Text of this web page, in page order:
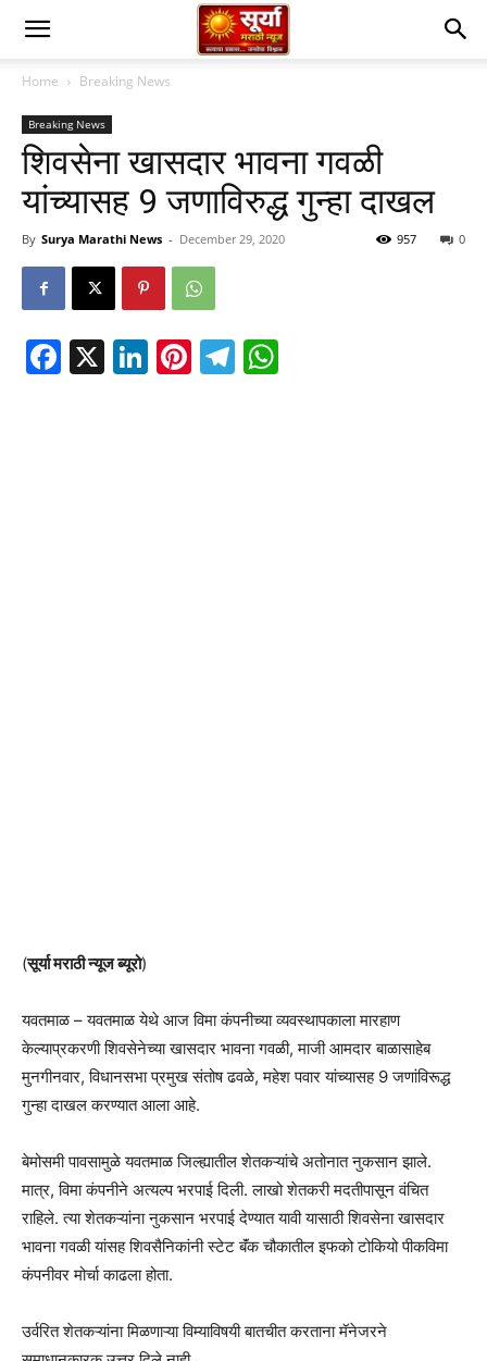
Home Breaking News
Breaking News
शिवसेना खासदार भावना गवळी
यांच्यासह 9 जणाविरुद्ध गुन्हा दाखल
By Surya Marathi News - December 29, 2020 0
957
Facebook
X LinkedIn
Pinterest
Telegram
(सूर्या मराठी न्यूज ब्यूरो)
यवतमाळ – यवतमाळ येथे आज विमा कंपनीच्या व्यवस्थापकाला मारहाण
केल्याप्रकरणी शिवसेनेच्या खासदार भावना गवळी, माजी आमदार बाळासाहेब
मुनगीनवार, विधानसभा प्रमुख संतोष ढवळे, महेश पवार यांच्यासह 9 जणांविरूद्ध
गुन्हा दाखल करण्यात आला आहे.
बेमोसमी पावसामुळे यवतमाळ जिल्ह्यातील शेतकऱ्यांचे अतोनात नुकसान झाले.
मात्र, विमा कंपनीने अत्यल्प भरपाई दिली. लाखो शेतकरी मदतीपासून वंचित
राहिले. त्या शेतकऱ्यांना नुकसान भरपाई देण्यात यावी यासाठी शिवसेना खासदार
भावना गवळी यांसह शिवसैनिकांनी स्टेट बॅंक चौकातील इफको टोकियो पीकविमा
कंपनीवर मोर्चा काढला होता.
उर्वरित शेतकऱ्यांना मिळणाऱ्या विम्याविषयी बातचीत करताना मॅनेजरने